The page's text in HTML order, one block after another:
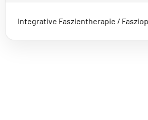
Integrative Faszientherapie /